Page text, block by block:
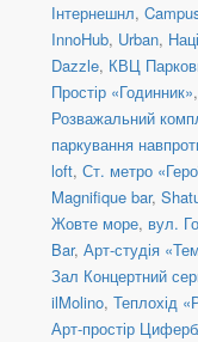
Інтернешнл,
InnoHub, Urban,
Dazzle, КВЦ
Простір «Годинник»,
Розважальний
паркування
loft, Ст. метро
Magnifique bar,
Жовте море, вул.
Bar, Арт-студія
Зал Концертний
ilMolino, Теплохід
Арт-простір